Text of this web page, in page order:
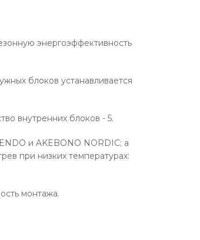
энергоэффективность
блоков устанавливается
внутренних блоков - 5.
и AKEBONO NORDIC; а
при низких температурах:
монтажа.